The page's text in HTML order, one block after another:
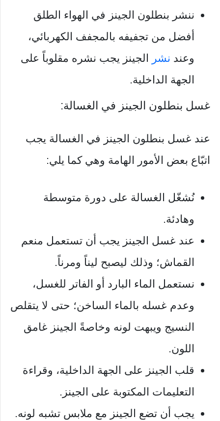
ننشر بنطلون الجينز في الهواء الطلق
أفضل من تجفيفه بالمجفف الكهربائي،
وعند نشر الجينز يجب نشره مقلوباً على
الجهة الداخلية.
غسل بنطلون الجينز في الغسالة:
عند غسل بنطلون الجينز في الغسالة يجب
اتبّاع بعض الأمور الهامة وهي كما يلي:
نُشغّل الغسالة على دورة متوسطة
وهادئة.
عند غسل الجينز يجب أن تستعمل منعم
القماش؛ وذلك ليصبح ليناً ومرناً.
نستعمل الماء البارد أو الفاتر للغسل،
وعدم غسله بالماء الساخن؛ حتى لا يتقلص
النسيج ويبهت لونه وخاصةً الجينز غامق
اللون.
قلب الجينز على الجهة الداخلية، وقراءة
التعليمات المكتوبة على الجينز.
يجب أن تضع الجينز مع ملابس تشبه لونه.